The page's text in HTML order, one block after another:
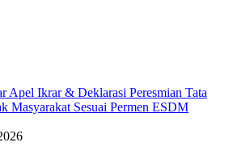
Apel Ikrar & Deklarasi Peresmian Tata
Masyarakat Sesuai Permen ESDM